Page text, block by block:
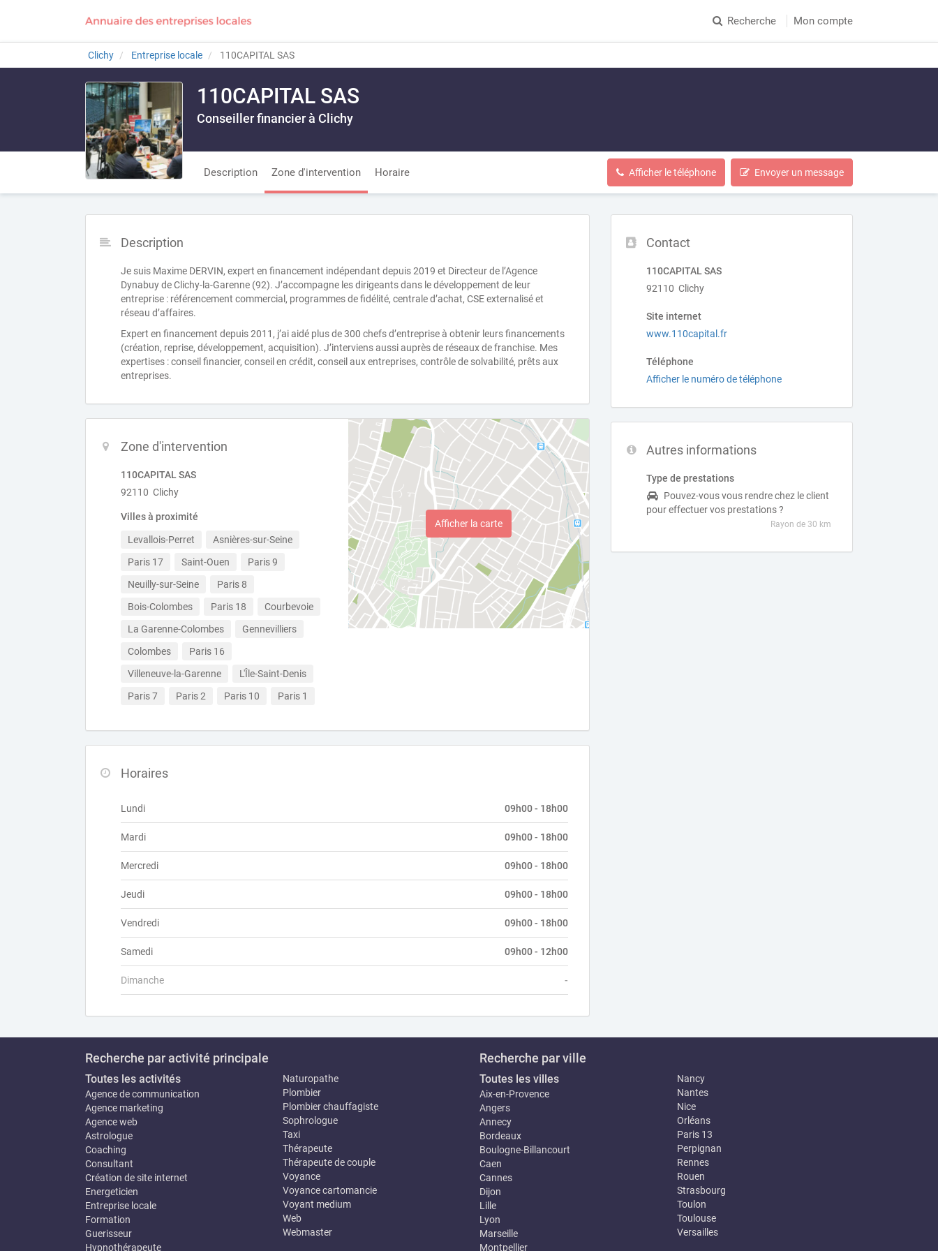
Recherche Mon compte
Clichy Entreprise locale 110CAPITAL SAS
110CAPITAL SAS
Conseiller financier à Clichy
Description Zone d'intervention Horaire Afficher le téléphone Envoyer un message
Contact
110CAPITAL SAS
92110 Clichy
Site internet
www.110capital.fr
Téléphone
Afficher le numéro de téléphone
Autres informations
Type de prestations
Pouvez-vous vous rendre chez le client
pour effectuer vos prestations ?
Rayon de 30 km
Description
Je suis Maxime DERVIN, expert en financement indépendant depuis 2019 et Directeur de l’Agence
Dynabuy de Clichy-la-Garenne (92). J’accompagne les dirigeants dans le développement de leur
entreprise : référencement commercial, programmes de fidélité, centrale d’achat, CSE externalisé et
réseau d’affaires.
Expert en financement depuis 2011, j’ai aidé plus de 300 chefs d’entreprise à obtenir leurs financements
(création, reprise, développement, acquisition). J’interviens aussi auprès de réseaux de franchise. Mes
expertises : conseil financier, conseil en crédit, conseil aux entreprises, contrôle de solvabilité, prêts aux
entreprises.
Zone d'intervention
110CAPITAL SAS
92110 Clichy
Villes à proximité
Levallois-Perret
Asnières-sur-Seine
Paris 17
Saint-Ouen
Paris 9
Neuilly-sur-Seine
Paris 8
Bois-Colombes
Paris 18
Courbevoie
La Garenne-Colombes
Gennevilliers
Colombes
Paris 16
Villeneuve-la-Garenne
L'Île-Saint-Denis
Paris 7
Paris 2 Paris 10 Paris 1
Afficher la carte
Horaires
Lundi 09h00 - 18h00
Mardi 09h00 - 18h00
Mercredi 09h00 - 18h00
Jeudi 09h00 - 18h00
Vendredi 09h00 - 18h00
Samedi 09h00 - 12h00
Dimanche -
Recherche par activité principale
Toutes les activités
Agence de communication
Agence marketing
Agence web
Astrologue
Coaching
Consultant
Création de site internet
Energeticien
Entreprise locale
Formation
Guerisseur
Hypnothérapeute
Naturopathe
Plombier
Plombier chauffagiste
Sophrologue
Taxi
Thérapeute
Thérapeute de couple
Voyance
Voyance cartomancie
Voyant medium
Web
Webmaster
Recherche par ville
Toutes les villes
Aix-en-Provence
Angers
Annecy
Bordeaux
Boulogne-Billancourt
Caen
Cannes
Dijon
Lille
Lyon
Marseille
Montpellier
Nancy
Nantes
Nice
Orléans
Paris 13
Perpignan
Rennes
Rouen
Strasbourg
Toulon
Toulouse
Versailles